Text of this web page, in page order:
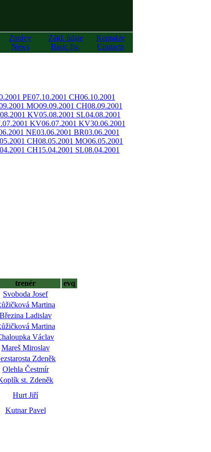
Zprávy
News
Zákl. údaje
Basic fig.
Kontakty
Contacts
PE07.10.2001 CH06.10.2001
MO09.09.2001 CH08.09.2001
KV05.08.2001 SL04.08.2001
KV06.07.2001 KV30.06.2001
NE03.06.2001 BR03.06.2001
CH08.05.2001 MO06.05.2001
CH15.04.2001 SL08.04.2001
trenér
evq
Svoboda Josef
Martina
Březina Ladislav
Martina
Václav
Mareš Miroslav
Zdeněk
Olehla Čestmír
st. Zdeněk
Hurt Jiří
Kutnar Pavel